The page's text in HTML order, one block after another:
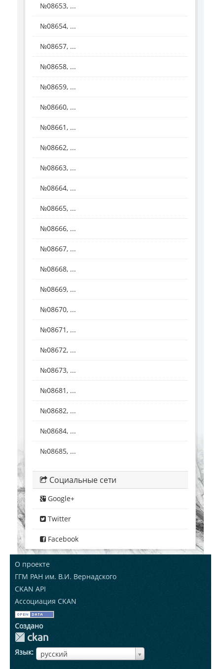
№08653, ...
№08654, ...
№08657, ...
№08658, ...
№08659, ...
№08660, ...
№08661, ...
№08662, ...
№08663, ...
№08664, ...
№08665, ...
№08666, ...
№08667, ...
№08668, ...
№08669, ...
№08670, ...
№08671, ...
№08672, ...
№08673, ...
№08681, ...
№08682, ...
№08684, ...
№08685, ...
Социальные сети
Google+
Twitter
Facebook
О проекте
ГГМ РАН им. В.И. Вернадского
CKAN API
Ассоциация CKAN
Создано
Язык русский
ЯзыкЯзык